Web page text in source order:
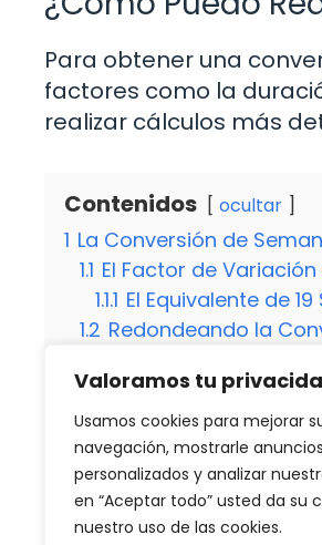
Valoramos tu
Usamos cookies para mejorar
navegación, mostrarle
personalizados y analizar
en “Aceptar todo” usted da su
nuestro uso de las cookies.
Para obtener una
factores como la
realizar cálculos más
Contenidos ocultar
1 La Conversión de
1.1 El Factor de
1.1.1 El Equivalente de
1.2 Redondeando la
2.1 ¿Es Precisa la
2.2 ¿Cómo Puedo
Categorías
Destacados
Dieta semanal para